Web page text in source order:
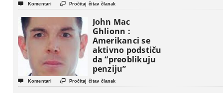
 Komentari  Pročitaj čitav članak
John Mac
Ghlionn :
Amerikanci se
aktivno podstiču
da “preoblikuju
penziju”
 Komentari  Pročitaj čitav članak